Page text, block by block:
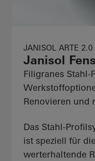
JANISOL ARTE 2.0
Janisol
Filigranes
Renovieren und
Das Stahl-
ist speziell für
werterhaltende